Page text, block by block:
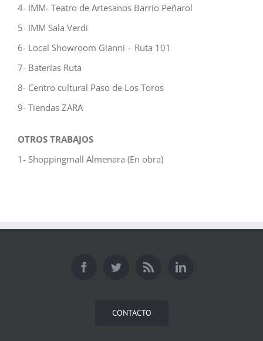
4- IMM- Teatro de Artesanos Barrio Peñarol
5- IMM Sala Verdi
6- Local Showroom Gianni – Ruta 101
7- Baterías Ruta
8- Centro cultural Paso de Los Toros
9- Tiendas ZARA
OTROS TRABAJOS
1- Shoppingmall Almenara (En obra)
CONTACTO